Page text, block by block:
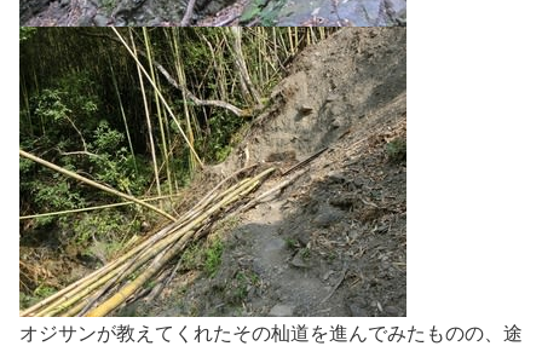
オジサンが教えてくれたその杣道を進んでみたものの、途